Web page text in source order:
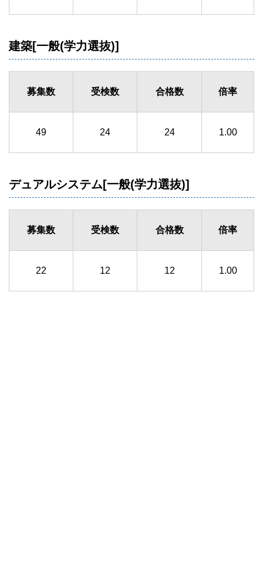
建築[一般(学力選抜)]
募集数 受検数 合格数 倍率
49 24 24 1.00
デュアルシステム[一般(学力選抜)]
募集数 受検数 合格数 倍率
22 12 12 1.00